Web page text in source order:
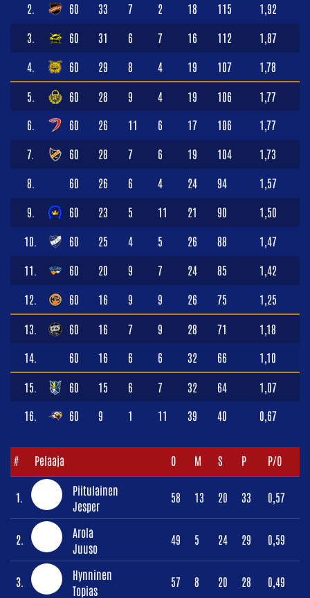
2. 60 33 7 2 18 115 1,92
3. 60 31 6 7 16 112 1,87
4. 60 29 8 4 19 107 1,78
5. 60 28 9 4 19 106 1,77
6. 60 26 11 6 17 106 1,77
7. 60 28 7 6 19 104 1,73
8. 60 26 6 4 24 94 1,57
9. 60 23 5 11 21 90 1,50
10. 60 25 4 5 26 88 1,47
11. 60 20 9 7 24 85 1,42
12. 60 16 9 9 26 75 1,25
13. 60 16 7 9 28 71 1,18
14. 60 16 6 6 32 66 1,10
15. 60 15 6 7 32 64 1,07
16. 60 9 1 11 39 40 0,67
# Pelaaja O M S P P/O
1.
Piitulainen
Jesper
58 13 20 33 0,57
2.
Arola
Juuso
49 5 24 29 0,59
3.
Hynninen
Topias
57 8 20 28 0,49